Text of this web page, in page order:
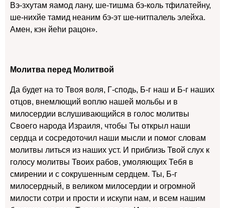
Вэ-зхутам яамод лану, ше-тишма бэ-коль тфилатейну,
ше-нихйе тамид неаним бэ-эт ше-нитпалель элейха.
Амен, кэн йеhи рацон».
Молитва перед Молитвой
Да будет на то Твоя воля, Г-сподь, Б-г наш и Б-г наших
отцов, внемлющий воплю нашей мольбы и в
милосердии вслушивающийся в голос молитвы
Своего народа Израиля, чтобы Ты открыл наши
сердца и сосредоточил наши мысли и помог словам
молитвы литься из наших уст. И приблизь Твой слух к
голосу молитвы Твоих рабов, умоляющих Тебя в
смирении и с сокрушенным сердцем. Ты, Б-г
милосердный, в великом милосердии и огромной
милости сотри и прости и искупи нам, и всем нашим